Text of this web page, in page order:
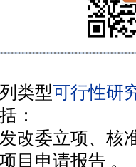
类型可行性研
：
委立项、核
目申请报告 。